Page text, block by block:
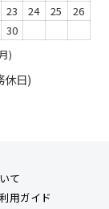
)
23 24 25
26
30
休日)
て
用ガイド